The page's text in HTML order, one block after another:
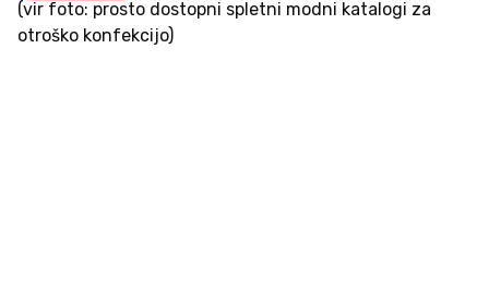
(vir foto: prosto dostopni spletni modni katalogi za
otroško konfekcijo)